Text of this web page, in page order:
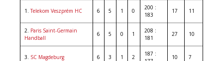
1.Telekom Veszprém HC 6 5 1 0
200 :
183
17 11
2. Paris Saint-Germain
Handball
6 5 0 1
208 :
181
27 10
3. SC Magdeburg 6 3 1 2
187 :
10 7